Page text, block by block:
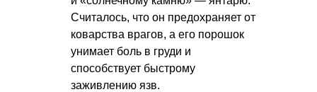
Считалось, что он предохраняет от
коварства врагов, а его порошок
унимает боль в груди и
способствует быстрому
заживлению язв.